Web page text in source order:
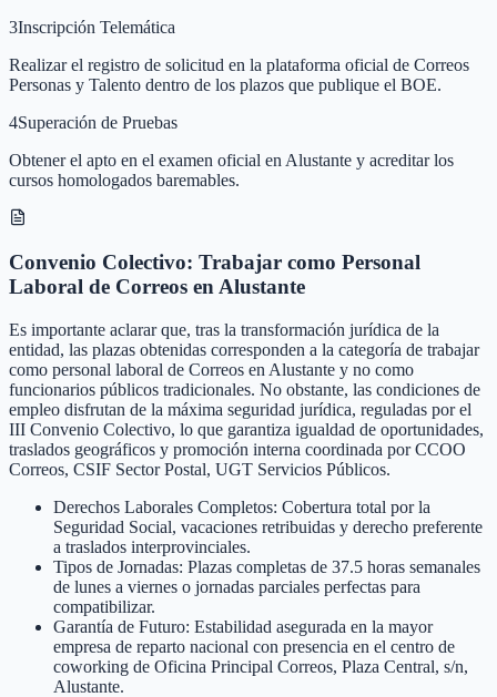
3Inscripción Telemática
Realizar el registro de solicitud en la plataforma oficial de Correos
Personas y Talento dentro de los plazos que publique el BOE.
4Superación de Pruebas
Obtener el apto en el examen oficial en Alustante y acreditar los
cursos homologados baremables.
Convenio Colectivo: Trabajar como Personal
Laboral de Correos en Alustante
Es importante aclarar que, tras la transformación jurídica de la
entidad, las plazas obtenidas corresponden a la categoría de trabajar
como personal laboral de Correos en Alustante y no como
funcionarios públicos tradicionales. No obstante, las condiciones de
empleo disfrutan de la máxima seguridad jurídica, reguladas por el
III Convenio Colectivo, lo que garantiza igualdad de oportunidades,
traslados geográficos y promoción interna coordinada por CCOO
Correos, CSIF Sector Postal, UGT Servicios Públicos.
Derechos Laborales Completos: Cobertura total por la
Seguridad Social, vacaciones retribuidas y derecho preferente
a traslados interprovinciales.
Tipos de Jornadas: Plazas completas de 37.5 horas semanales
de lunes a viernes o jornadas parciales perfectas para
compatibilizar.
Garantía de Futuro: Estabilidad asegurada en la mayor
empresa de reparto nacional con presencia en el centro de
coworking de Oficina Principal Correos, Plaza Central, s/n,
Alustante.